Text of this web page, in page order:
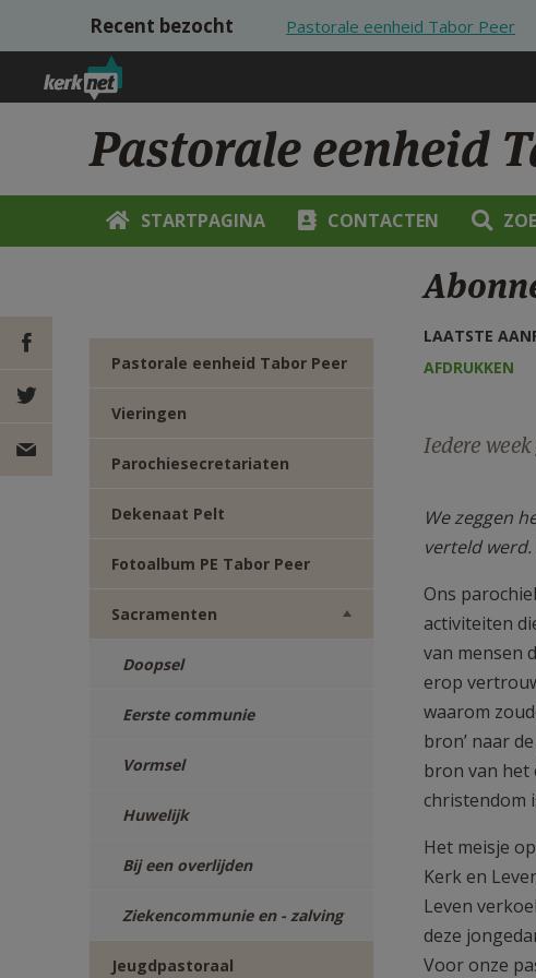
Overslaan en naar de inhoud gaan
Recent bezocht Pastorale eenheid Tabor Peer
Pastorale eenheid
STARTPAGINA CONTACTEN
DEEL OP
FACEBOOK
DEEL OP
Pastorale eenheid Tabor Peer
Vieringen
Parochiesecretariaten
Dekenaat Pelt
Fotoalbum PE Tabor Peer
Sacramenten
Doopsel
Eerste communie
Vormsel
Huwelijk
Bij een overlijden
Ziekencommunie en - zalving
Jeugdpastoraal
LAATSTE
AFDRUKKEN
Iedere
We zeggen
verteld
uit
Ons
activiteiten
van mensen
erop
waarom
bron’ naar
bron van het
christendom
Het meisje
Kerk en
Leven
deze
Voor onze